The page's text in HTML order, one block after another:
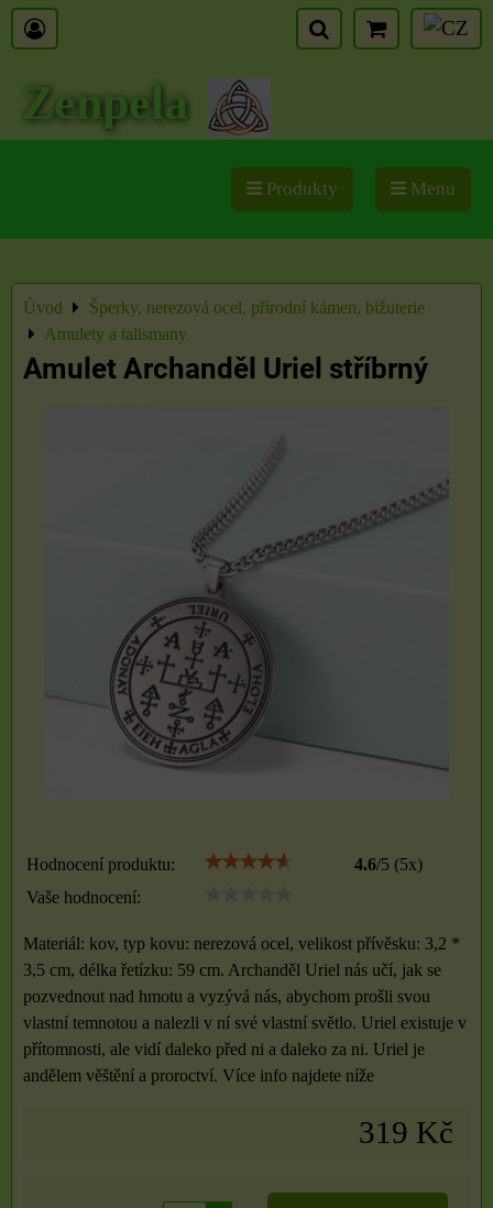
Zenpela
Produkty Menu
Úvod
Šperky, nerezová ocel, přírodní kámen, bižuterie
Amulety a talismany
Amulet Archanděl Uriel stříbrný
Hodnocení produktu: 4.6/5 (5x)
Vaše hodnocení:
Materiál: kov, typ kovu: nerezová ocel, velikost přívěsku: 3,2 *
3,5 cm, délka řetízku: 59 cm. Archanděl Uriel nás učí, jak se
pozvednout nad hmotu a vyzývá nás, abychom prošli svou
vlastní temnotou a nalezli v ní své vlastní světlo. Uriel existuje v
přítomnosti, ale vidí daleko před ni a daleko za ni. Uriel je
andělem věštění a proroctví. Více info najdete níže
319 Kč